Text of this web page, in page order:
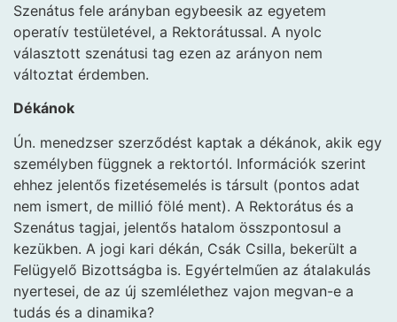
Szenátus fele arányban egybeesik az egyetem
operatív testületével, a Rektorátussal. A nyolc
választott szenátusi tag ezen az arányon nem
változtat érdemben.
Dékánok
Ún. menedzser szerződést kaptak a dékánok, akik egy
személyben függnek a rektortól. Információk szerint
ehhez jelentős fizetésemelés is társult (pontos adat
nem ismert, de millió fölé ment). A Rektorátus és a
Szenátus tagjai, jelentős hatalom összpontosul a
kezükben. A jogi kari dékán, Csák Csilla, bekerült a
Felügyelő Bizottságba is. Egyértelműen az átalakulás
nyertesei, de az új szemlélethez vajon megvan-e a
tudás és a dinamika?